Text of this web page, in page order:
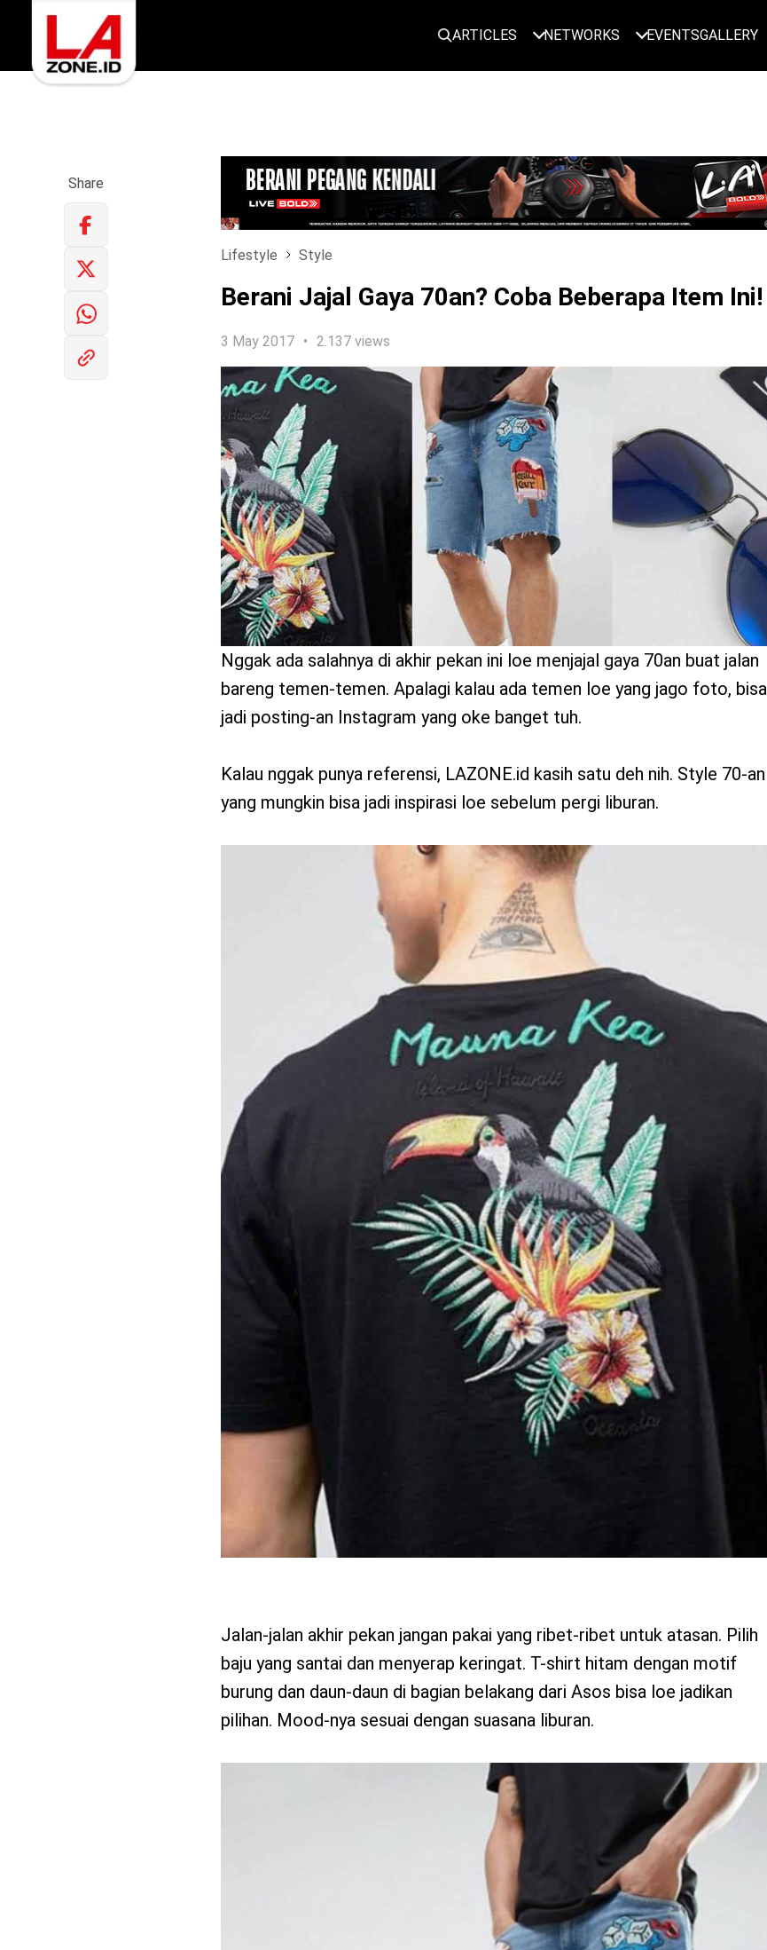
ARTICLES NETWORKS EVENTSGALLERY
benefit
menarik
LOGIN
Share
Lifestyle Style
Berani Jajal Gaya 70an? Coba Beberapa Item Ini!
3 May 2017 2.137 views
Nggak ada salahnya di akhir pekan ini loe menjajal gaya 70an buat jalan
bareng temen-temen. Apalagi kalau ada temen loe yang jago foto, bisa
jadi posting-an Instagram yang oke banget tuh.
Kalau nggak punya referensi, LAZONE.id kasih satu deh nih. Style 70-an
yang mungkin bisa jadi inspirasi loe sebelum pergi liburan.
Jalan-jalan akhir pekan jangan pakai yang ribet-ribet untuk atasan. Pilih
baju yang santai dan menyerap keringat. T-shirt hitam dengan motif
burung dan daun-daun di bagian belakang dari Asos bisa loe jadikan
pilihan. Mood-nya sesuai dengan suasana liburan.